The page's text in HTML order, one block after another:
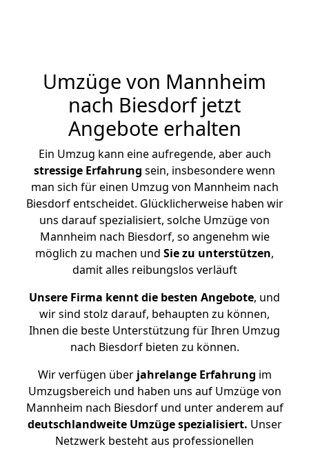
Umzüge von Mannheim
nach Biesdorf jetzt
Angebote erhalten
Ein Umzug kann eine aufregende, aber auch
stressige Erfahrung sein, insbesondere wenn
man sich für einen Umzug von Mannheim nach
Biesdorf entscheidet. Glücklicherweise haben wir
uns darauf spezialisiert, solche Umzüge von
Mannheim nach Biesdorf, so angenehm wie
möglich zu machen und Sie zu unterstützen,
damit alles reibungslos verläuft
Unsere Firma kennt die besten Angebote, und
wir sind stolz darauf, behaupten zu können,
Ihnen die beste Unterstützung für Ihren Umzug
nach Biesdorf bieten zu können.
Wir verfügen überjahrelange Erfahrung im
Umzugsbereich und haben uns auf Umzüge von
Mannheim nach Biesdorf und unter anderem auf
deutschlandweite Umzüge spezialisiert. Unser
Netzwerk besteht aus professionellen